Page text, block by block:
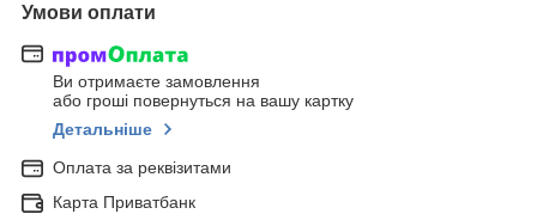
Умови оплати
Ви отримаєте замовлення
або гроші повернуться на вашу картку
Детальніше
Оплата за реквізитами
Карта Приватбанк